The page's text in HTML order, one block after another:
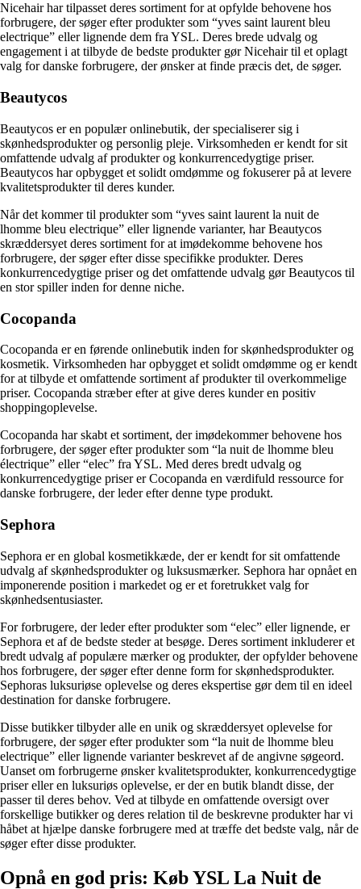
Nicehair har tilpasset deres sortiment for at opfylde behovene hos
forbrugere, der søger efter produkter som “yves saint laurent bleu
electrique” eller lignende dem fra YSL. Deres brede udvalg og
engagement i at tilbyde de bedste produkter gør Nicehair til et oplagt
valg for danske forbrugere, der ønsker at finde præcis det, de søger.
Beautycos
Beautycos er en populær onlinebutik, der specialiserer sig i
skønhedsprodukter og personlig pleje. Virksomheden er kendt for sit
omfattende udvalg af produkter og konkurrencedygtige priser.
Beautycos har opbygget et solidt omdømme og fokuserer på at levere
kvalitetsprodukter til deres kunder.
Når det kommer til produkter som “yves saint laurent la nuit de
lhomme bleu electrique” eller lignende varianter, har Beautycos
skræddersyet deres sortiment for at imødekomme behovene hos
forbrugere, der søger efter disse specifikke produkter. Deres
konkurrencedygtige priser og det omfattende udvalg gør Beautycos til
en stor spiller inden for denne niche.
Cocopanda
Cocopanda er en førende onlinebutik inden for skønhedsprodukter og
kosmetik. Virksomheden har opbygget et solidt omdømme og er kendt
for at tilbyde et omfattende sortiment af produkter til overkommelige
priser. Cocopanda stræber efter at give deres kunder en positiv
shoppingoplevelse.
Cocopanda har skabt et sortiment, der imødekommer behovene hos
forbrugere, der søger efter produkter som “la nuit de lhomme bleu
électrique” eller “elec” fra YSL. Med deres bredt udvalg og
konkurrencedygtige priser er Cocopanda en værdifuld ressource for
danske forbrugere, der leder efter denne type produkt.
Sephora
Sephora er en global kosmetikkæde, der er kendt for sit omfattende
udvalg af skønhedsprodukter og luksusmærker. Sephora har opnået en
imponerende position i markedet og er et foretrukket valg for
skønhedsentusiaster.
For forbrugere, der leder efter produkter som “elec” eller lignende, er
Sephora et af de bedste steder at besøge. Deres sortiment inkluderer et
bredt udvalg af populære mærker og produkter, der opfylder behovene
hos forbrugere, der søger efter denne form for skønhedsprodukter.
Sephoras luksuriøse oplevelse og deres ekspertise gør dem til en ideel
destination for danske forbrugere.
Disse butikker tilbyder alle en unik og skræddersyet oplevelse for
forbrugere, der søger efter produkter som “la nuit de lhomme bleu
electrique” eller lignende varianter beskrevet af de angivne søgeord.
Uanset om forbrugerne ønsker kvalitetsprodukter, konkurrencedygtige
priser eller en luksuriøs oplevelse, er der en butik blandt disse, der
passer til deres behov. Ved at tilbyde en omfattende oversigt over
forskellige butikker og deres relation til de beskrevne produkter har vi
håbet at hjælpe danske forbrugere med at træffe det bedste valg, når de
søger efter disse produkter.
Opnå en god pris: Køb YSL La Nuit de